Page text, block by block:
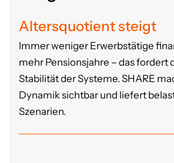
Altersquotient steigt
Immer weniger Erwerbstätige
mehr Pensionsjahre – das fordert
Stabilität der Systeme. SHARE
Dynamik sichtbar und liefert
Szenarien.